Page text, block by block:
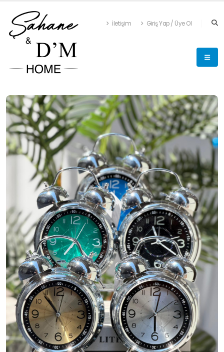
İletişim Giriş Yap / Üye Ol